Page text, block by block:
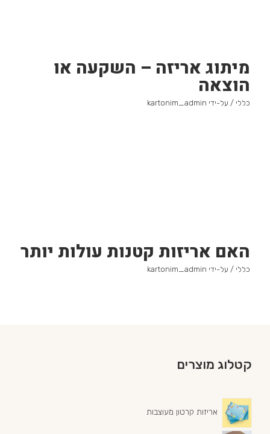
מיתוג אריזה – השקעה או
הוצאה
כללי / על-ידי kartonim_admin
האם אריזות קטנות עולות יותר
כללי / על-ידי kartonim_admin
קטלוג מוצרים
אריזות קרטון מעוצבות